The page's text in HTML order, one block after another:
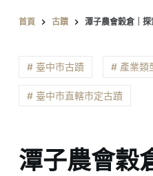
首頁 古蹟 潭子農會穀倉｜
# 臺中市古蹟 # 產業類
# 臺中市直轄市定古蹟
潭子農會穀